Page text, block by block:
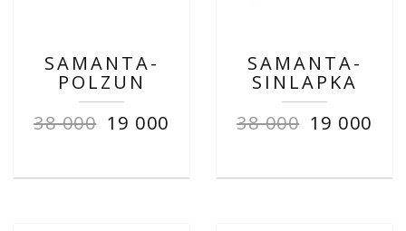
SAMANTA-
POLZUN
38 000 19 000
SAMANTA-
SINLAPKA
38 000 19 000